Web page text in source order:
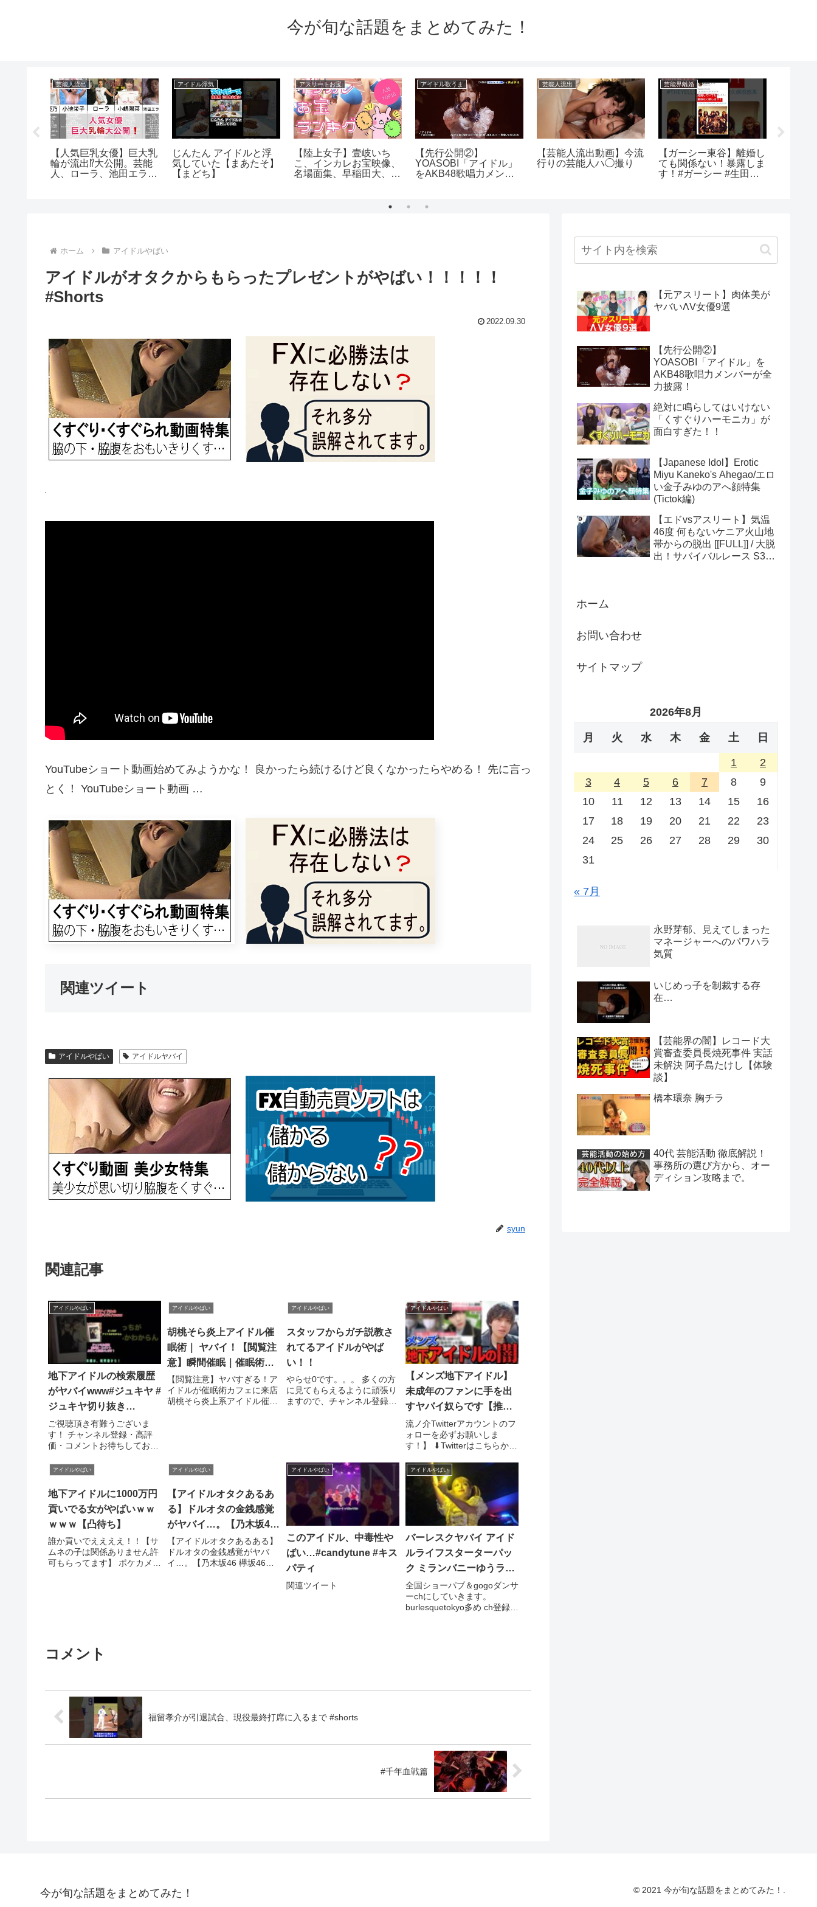
今が旬な話題をまとめてみた！
芸能人流出
【人気巨乳女優】巨大乳
輪が流出⁉️大公開。芸能
人、ローラ、池田エライ
アイドル浮気
じんたん アイドルと浮
気していた【まあたそ】
【まどち】
アスリートお宝
【陸上女子】壹岐いち
こ、インカレお宝映像、
名場面集、早稲田大、立
アイドル歌うま
【先行公開②】
YOASOBI「アイドル」
をAKB48歌唱力メンバ
芸能人流出
【芸能人流出動画】今流
行りの芸能人ハ◯撮り
芸能界離婚
【ガーシー東谷】離婚し
ても関係ない！暴露しま
す！#ガーシー #生田斗
ホーム アイドルやばい
アイドルがオタクからもらったプレゼントがやばい！！！！！
#Shorts
2022.09.30
YouTubeショート動画始めてみようかな！ 良かったら続けるけど良くなかったらやめる！ 先に言っ
とく！ YouTubeショート動画 …
関連ツイート
アイドルやばい アイドルヤバイ
syun
関連記事
アイドルやばい
地下アイドルの検索履歴
がヤバイwww#ジュキヤ #
ジュキヤ切り抜き
#shorts ＃インタビュー
ご視聴頂き有難うございま
す！ チャンネル登録・高評
価・コメントお待ちしており
ネルは、こちら！関連ツイー
ト
アイドルやばい
胡桃そら炎上アイドル催
眠術｜ ヤバイ！【閲覧注
意】瞬間催眠｜催眠術カ
フェ＆催眠術スクール ス
ピリチュアル ヒプノセラ
ピー｜ 開眼落ち我慢
【閲覧注意】ヤバすぎる！ア
イドルが催眠術カフェに来店
胡桃そら炎上系アイドル催眠
アイドルやばい
スタッフからガチ説教さ
れてるアイドルがやば
い！！
やらせ0です。。。 多くの方
に見てもらえるように頑張り
ますので、チャンネル登録、
アイドルやばい
【メンズ地下アイドル】
未成年のファンに手を出
すヤバイ奴らです【推し
活】
流ノ介Twitterアカウントのフ
ォローを必ずお願いしま
す！】 ⬇︎Twitterはこちらから
アイドルやばい
地下アイドルに1000万円
貢いでる女がやばいｗｗ
ｗｗｗ【凸待ち】
誰か貢いでええええ！！【サ
ムネの子は関係ありません許
可もらってます】 ポケカメン
アイドルやばい
【アイドルオタクあるあ
る】ドルオタの金銭感覚
がヤバイ…。【乃木坂46
欅坂46 AKB48】Love
Ksenia Sobchak
【アイドルオタクあるある】
ドルオタの金銭感覚がヤバ
イ…。【乃木坂46 欅坂46
アイドルやばい
このアイドル、中毒性や
ばい…#candytune #キス
パティ
関連ツイート
アイドルやばい
バーレスクヤバイ アイド
ルライフスターターパッ
ク ミランバニーゆうラム
ココア バニー＆ゆうバー
スデーイベント
全国ショーパブ＆gogoダンサ
ーchにしていきます。
burlesquetokyo多め ch登録ど
コメント
福留孝介が引退試合、現役最終打席に入るまで #shorts
#千年血戦篇
【元アスリート】肉体美が
ヤバいΛV女優9選
【先行公開②】
YOASOBI「アイドル」を
AKB48歌唱力メンバーが全
力披露！
絶対に鳴らしてはいけない
「くすぐりハーモニカ」が
面白すぎた！！
【Japanese Idol】Erotic
Miyu Kaneko's Ahegao/エロ
い金子みゆのアへ顔特集
(Tictok編)
【エドvsアスリート】気温
46度 何もないケニア火山地
帯からの脱出 [[FULL]] / 大脱
出！サバイバルレース S3
ホーム
お問い合わせ
サイトマップ
2026年8月
月 火 水 木 金 土 日
1
2
3
4 5 6 7 8
9
10
11 12 13 14 15
16
17
18 19 20 21 22
23
24
25 26 27 28 29
30
31
« 7月
永野芽郁、見えてしまった
マネージャーへのパワハラ
気質
いじめっ子を制裁する存
在…
【芸能界の闇】レコード大
賞審査委員長焼死事件 実話
未解決 阿子島たけし【体験
談】
橋本環奈 胸チラ
40代 芸能活動 徹底解説！
事務所の選び方から、オー
ディション攻略まで。
今が旬な話題をまとめてみた！ © 2021 今が旬な話題をまとめてみた！.